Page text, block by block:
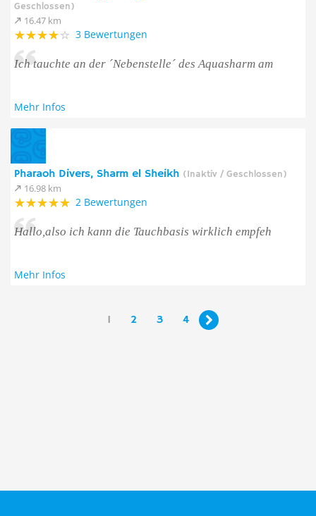
Geschlossen)
16.47 km
3 Bewertungen
Ich tauchte an der ´Nebenstelle´ des Aquasharm am
Mehr Infos
Pharaoh Divers, Sharm el Sheikh (Inaktiv / Geschlossen)
16.98 km
2 Bewertungen
Hallo,also ich kann die Tauchbasis wirklich empfeh
Mehr Infos
1 2 3 4 